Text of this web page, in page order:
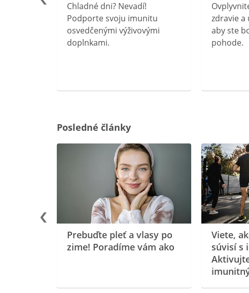
Chladné dni? Nevadí!
Podporte svoju imunitu
osvedčenými výživovými
doplnkami.
zdravie
aby ste
pohode.
Posledné články
Prebuďte pleť a vlasy po
zime! Poradíme vám ako
Viete,
súvisí s